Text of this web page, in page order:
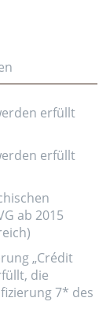
erfüllt
erfüllt
ab 2015
„Crédit
die
7* des